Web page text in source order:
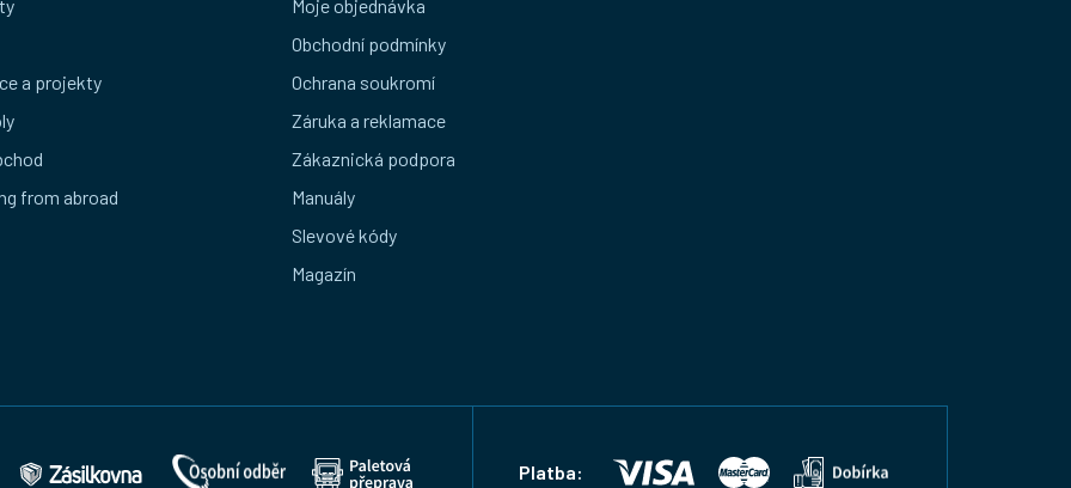
a projekty
from abroad
Moje objednávka
Obchodní podmínky
Ochrana soukromí
Záruka a reklamace
Zákaznická podpora
Manuály
Slevové kódy
Magazín
Platba: